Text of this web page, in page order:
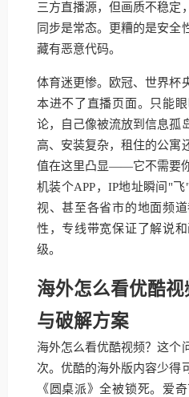
三方直播源，但画质不稳定
同步是常态。更糟的是安全
藏有恶意代码。
体育迷更惨。欧冠、世界杯
本进不了直播页面。只能
论，自己像被流放到信息孤
高、安装复杂，租住的公寓
值在这里凸显——它不需要
机装个APP，IP地址瞬间"
视、甚至各省市的地面频
性，专线带宽保证了解说
级。
海外怎么看优酷
与破解方案
海外怎么看优酷视频？这个
次。优酷的海外版内容少得
《圆桌派》全被锁死。爱